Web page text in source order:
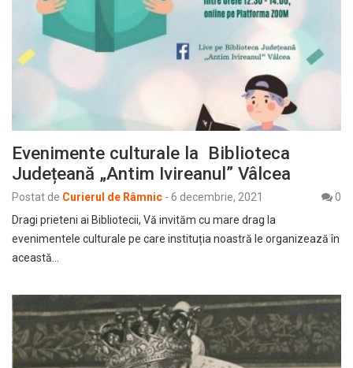
Evenimente culturale la Biblioteca
Județeană „Antim Ivireanul” Vâlcea
Postat de Curierul de Râmnic - 6 decembrie, 2021
0
Dragi prieteni ai Bibliotecii, Vă invităm cu mare drag la
evenimentele culturale pe care instituția noastră le organizează în
această…